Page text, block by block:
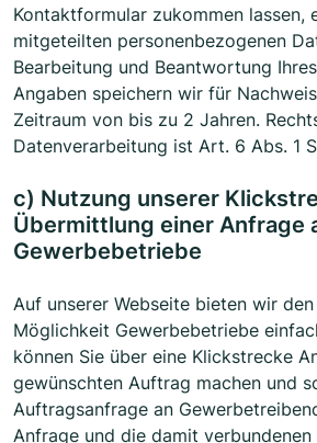
Kontaktformular zukommen lassen,
mitgeteilten personenbezogenen
Bearbeitung und Beantwortung
Angaben speichern wir für
Zeitraum von bis zu 2 Jahren.
Datenverarbeitung ist Art. 6 Abs. 1
c) Nutzung unserer
Übermittlung einer Anfrage
Gewerbebetriebe
Auf unserer Webseite bieten wir
Möglichkeit Gewerbebetriebe
können Sie über eine Klickstrecke
gewünschten Auftrag machen und
Auftragsanfrage an
Anfrage und die damit